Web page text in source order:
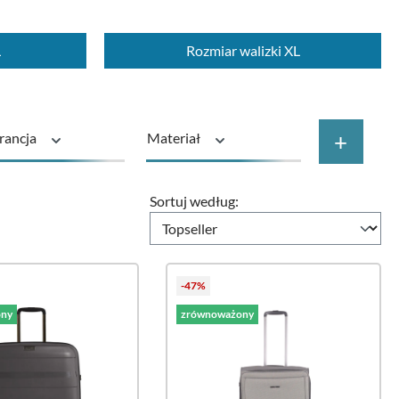
Rozmiar walizki XL
Materiał +
Sortuj według:
-47%
zrównoważony